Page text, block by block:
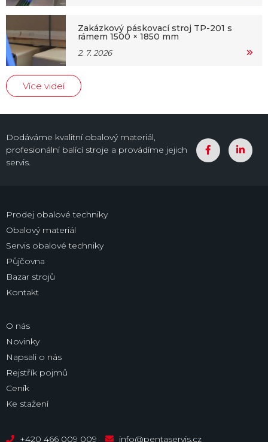
Zakázkový páskovací stroj TP-201 s
rámem 1500 × 1850 mm
2. 7. 2026
Více videí
Dodáváme kvalitní obalový materiál,
profesionální balící stroje a provádíme jejich
servis.
Prodej obalové techniky
Obalový materiál
Servis obalové techniky
Půjčovna
Bazar strojů
Kontakt
O nás
Novinky
Napsali o nás
Rejstřík pojmů
Ceník
Ke stažení
+420 466 009 009 info@pentaservis.cz